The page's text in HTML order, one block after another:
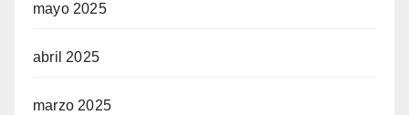
mayo 2025
abril 2025
marzo 2025